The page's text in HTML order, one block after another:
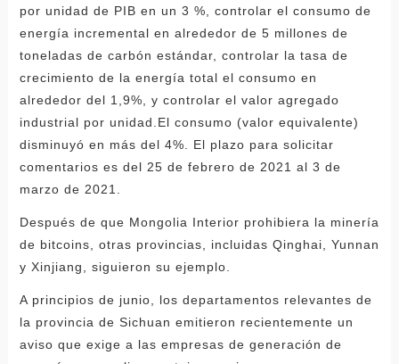
por unidad de PIB en un 3 %, controlar el consumo de
energía incremental en alrededor de 5 millones de
toneladas de carbón estándar, controlar la tasa de
crecimiento de la energía total el consumo en
alrededor del 1,9%, y controlar el valor agregado
industrial por unidad.El consumo (valor equivalente)
disminuyó en más del 4%. El plazo para solicitar
comentarios es del 25 de febrero de 2021 al 3 de
marzo de 2021.
Después de que Mongolia Interior prohibiera la minería
de bitcoins, otras provincias, incluidas Qinghai, Yunnan
y Xinjiang, siguieron su ejemplo.
A principios de junio, los departamentos relevantes de
la provincia de Sichuan emitieron recientemente un
aviso que exige a las empresas de generación de